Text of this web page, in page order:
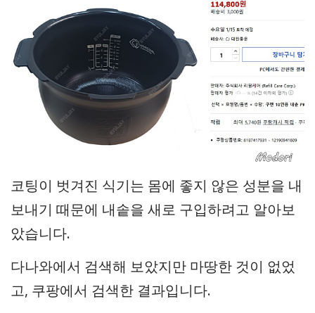
코팅이 벗겨진 식기는 몸에 좋지 않은 성분을 내
보내기 때문에 내솥을 새로 구입하려고 알아보
았습니다.
다나와에서 검색해 보았지만 마땅한 것이 없었
고, 쿠팡에서 검색한 결과입니다.